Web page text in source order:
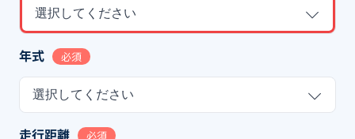
選択してください
年式 必須
選択してください
走行距離 必須